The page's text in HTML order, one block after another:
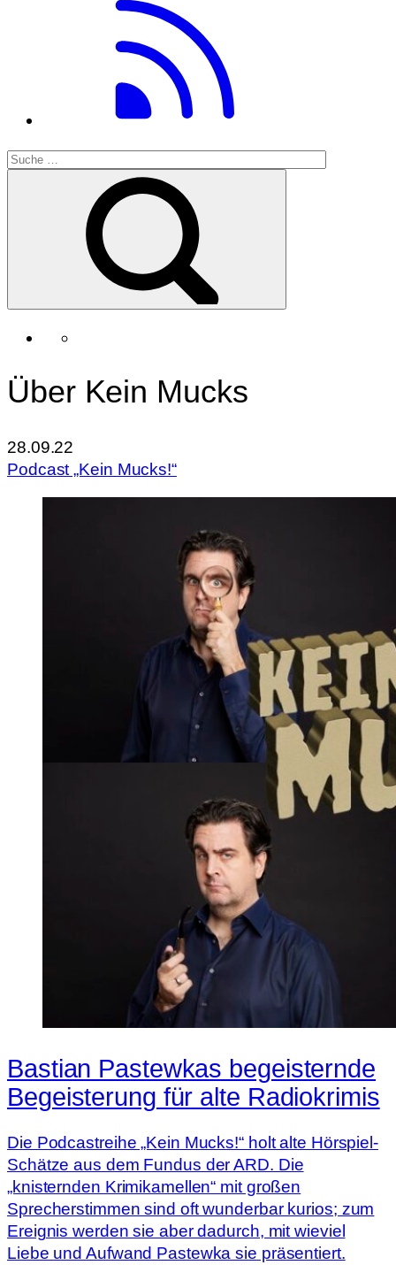
Über Kein Mucks
28.09.22
Podcast „Kein Mucks!“
Bastian Pastewkas begeisternde
Begeisterung für alte Radiokrimis
Die Podcastreihe „Kein Mucks!“ holt alte Hörspiel-
Schätze aus dem Fundus der ARD. Die
„knisternden Krimikamellen“ mit großen
Sprecherstimmen sind oft wunderbar kurios; zum
Ereignis werden sie aber dadurch, mit wieviel
Liebe und Aufwand Pastewka sie präsentiert.